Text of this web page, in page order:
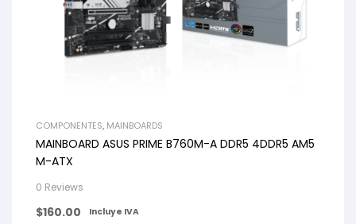
COMPONENTES, MAINBOARDS
MAINBOARD ASUS PRIME B760M-A DDR5 4DDR5 AM5
M-ATX
0 Reviews
$160.00 Incluye IVA